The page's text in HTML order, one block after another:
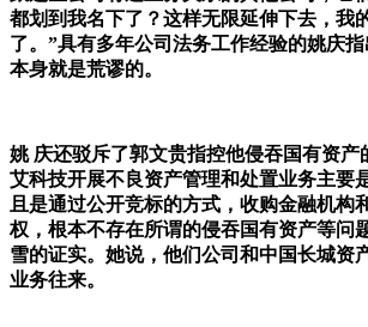
都划到我名下了？这样无限延伸下去，我
了。”具有多年公司法务工作经验的姚庆
本身就是荒谬的。
姚 庆还驳斥了郭文贵指控他侵吞国有资产
艾科技开展不良资产管理和处置业务主要
且是通过公开竞标的方式，收购金融机构
权，根本不存在所谓的侵吞国有资产等问
雪的证实。她说，他们公司和中国长城资
业务往来。